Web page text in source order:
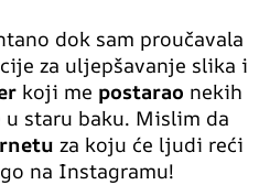
dok sam proučavala
za uljepšavanje slika i
koji me postarao nekih
staru baku. Mislim da
za koju će ljudi reći
na Instagramu!